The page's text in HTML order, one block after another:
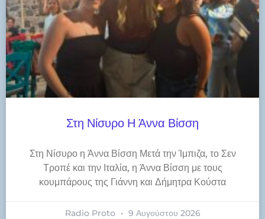
Στη Νίσυρο Η Άννα Βίσση
Στη Νίσυρο η Άννα Βίσση Μετά την Ίμπιζα, το Σεν
Τροπέ και την Ιταλία, η Άννα Βίσση με τους
κουμπάρους της Γιάννη και Δήμητρα Κούστα
Radio Proto 9 Αυγούστου 2026